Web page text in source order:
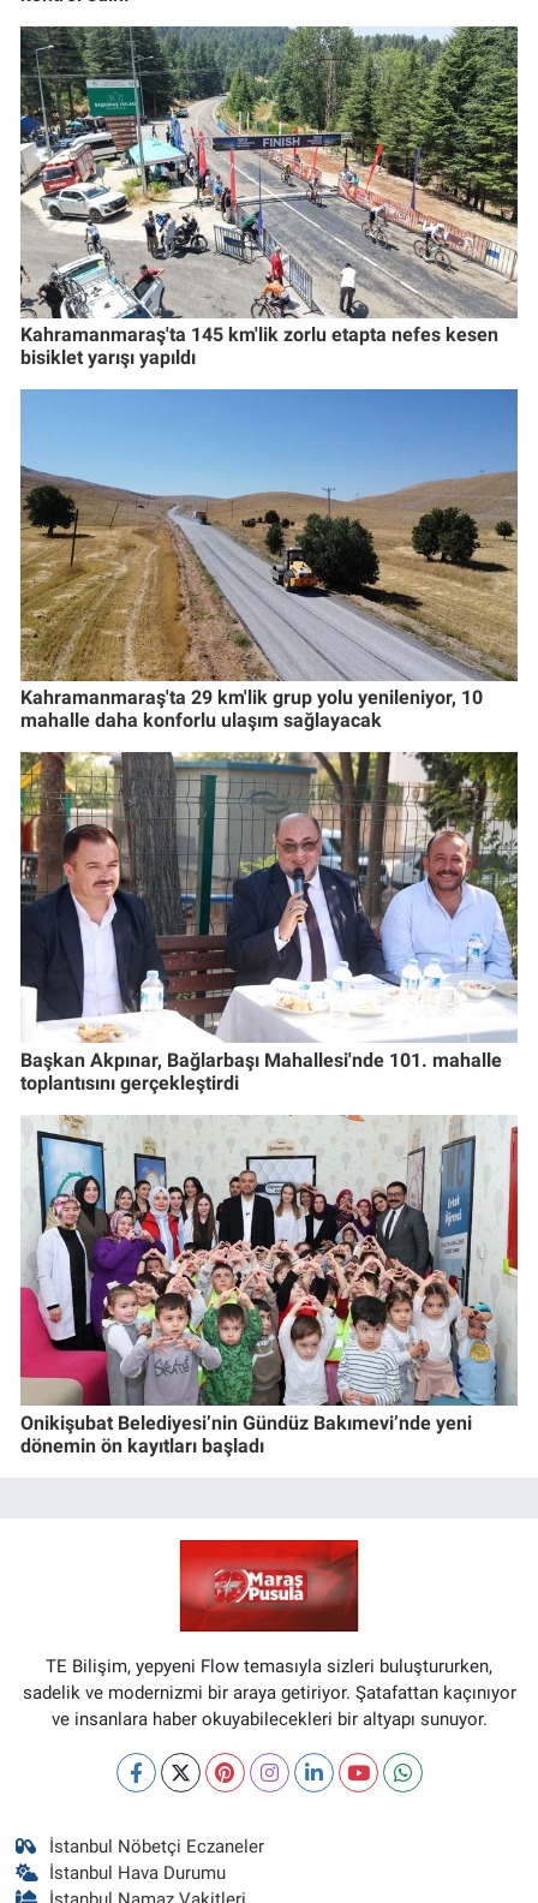
Kahramanmaraş'ta 145 km'lik zorlu etapta nefes kesen
bisiklet yarışı yapıldı
Kahramanmaraş'ta 29 km'lik grup yolu yenileniyor, 10
mahalle daha konforlu ulaşım sağlayacak
Başkan Akpınar, Bağlarbaşı Mahallesi'nde 101. mahalle
toplantısını gerçekleştirdi
Onikişubat Belediyesi’nin Gündüz Bakımevi’nde yeni
dönemin ön kayıtları başladı
TE Bilişim, yepyeni Flow temasıyla sizleri buluştururken,
sadelik ve modernizmi bir araya getiriyor. Şatafattan kaçınıyor
ve insanlara haber okuyabilecekleri bir altyapı sunuyor.
İstanbul Nöbetçi Eczaneler
İstanbul Hava Durumu